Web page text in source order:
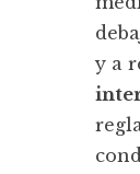
y a